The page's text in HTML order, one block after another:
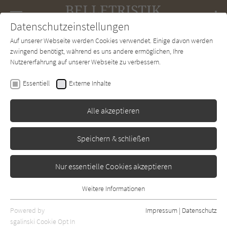
SUCHE Forum Charts Newsletter
Harry Mulisch
Die Elemente
Erschienen: Januar 1990 Bibliogr. Angaben
Datenschutzeinstellungen
Auf unserer Webseite werden Cookies verwendet. Einige davon werden
zwingend benötigt, während es uns andere ermöglichen, Ihre
Nutzererfahrung auf unserer Webseite zu verbessern.
Essentiell Externe Inhalte
Alle akzeptieren
Speichern & schließen
Nur essentielle Cookies akzeptieren
Essentielle Cookies werden für grundlegende Funktionen der
Webseite benötigt. Dadurch ist gewährleistet, dass die Webseite
Weitere Informationen
Powered by
sgalinski Cookie Opt In
Impressum | Datenschutz